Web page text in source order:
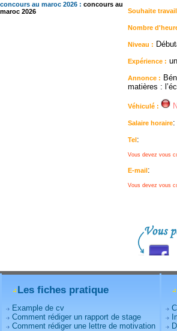
concours au maroc 2026 : concours au
maroc 2026
Souhaite
Nombre
Niveau :
Expérience :
Annonce :
matières :
Véhiculé :
Salaire horaire:
Tel:
Vous devez vous
E-mail:
Vous devez vous
Les fiches pratique
Example de cv
Comment rédiger un rapport de stage
Comment rédiger une lettre de motivation